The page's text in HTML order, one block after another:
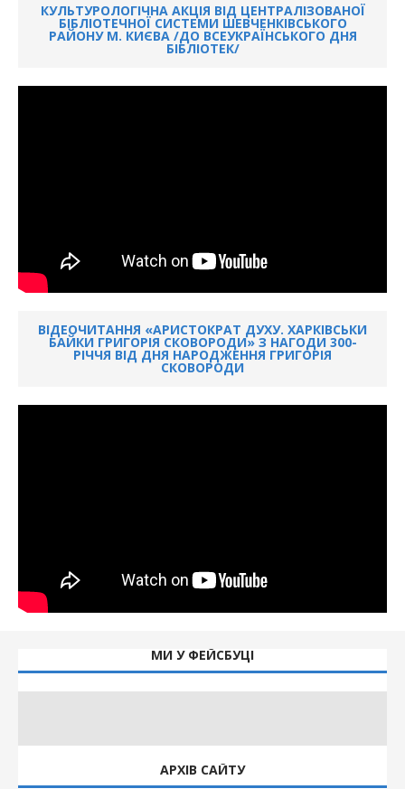
КУЛЬТУРОЛОГІЧНА АКЦІЯ ВІД ЦЕНТРАЛІЗОВАНОЇ
БІБЛІОТЕЧНОЇ СИСТЕМИ ШЕВЧЕНКІВСЬКОГО
РАЙОНУ М. КИЄВА /ДО ВСЕУКРАЇНСЬКОГО ДНЯ
БІБЛІОТЕК/
ВІДЕОЧИТАННЯ «АРИСТОКРАТ ДУХУ. ХАРКІВСЬКИ
БАЙКИ ГРИГОРІЯ СКОВОРОДИ» З НАГОДИ 300-
РІЧЧЯ ВІД ДНЯ НАРОДЖЕННЯ ГРИГОРІЯ
СКОВОРОДИ
МИ У ФЕЙСБУЦІ
АРХІВ САЙТУ